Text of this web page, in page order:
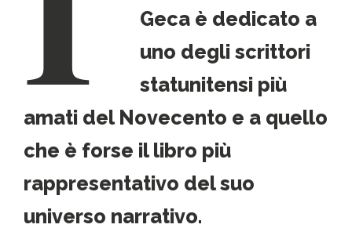
Geca è dedicato a
uno degli scrittori
statunitensi più
amati del Novecento e a quello
che è forse il libro più
rappresentativo del suo
universo narrativo.